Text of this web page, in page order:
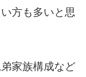
方も多いと思
家族構成など